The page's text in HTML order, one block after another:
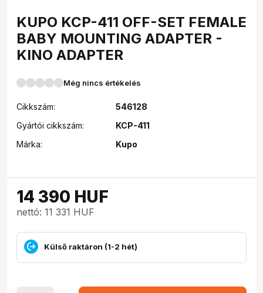
KUPO KCP-411 OFF-SET FEMALE
BABY MOUNTING ADAPTER -
KINO ADAPTER
Még nincs értékelés
Cikkszám:
546128
Gyártói cikkszám:
KCP-411
Márka:
Kupo
14 390 HUF
nettó: 11 331 HUF
Külső raktáron (1-2 hét)